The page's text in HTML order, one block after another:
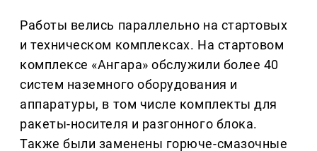
Работы велись параллельно на стартовых
и техническом комплексах. На стартовом
комплексе «Ангара» обслужили более 40
систем наземного оборудования и
аппаратуры, в том числе комплекты для
ракеты-носителя и разгонного блока.
Также были заменены горюче-смазочные